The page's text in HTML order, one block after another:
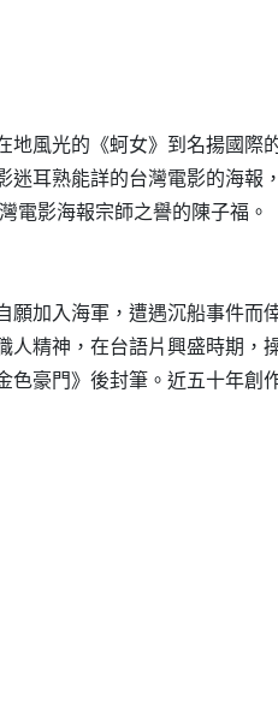
地風光的《蚵女》到名揚國際
迷耳熟能詳的台灣電影的海報
電影海報宗師之譽的陳子福。
願加入海軍，遭遇沉船事件而
人精神，在台語片興盛時期，
色豪門》後封筆。近五十年創